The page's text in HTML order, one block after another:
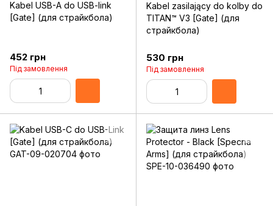
Kabel USB-A do USB-link
[Gate] (для страйкбола)
452 грн
Під замовлення
Kabel zasilający do kolby do
TITAN™ V3 [Gate] (для
страйкбола)
530 грн
Під замовлення